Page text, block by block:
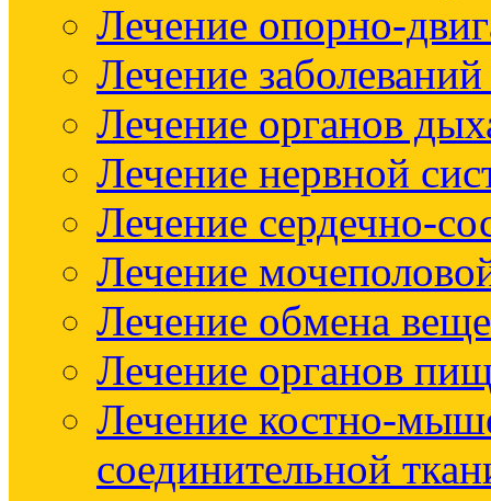
Лечение опорно-
Лечение
Лечение органов
Лечение нервной
Лечение сердечно-
Лечение
Лечение обмена
Лечение органов
Лечение костно-
соединительной